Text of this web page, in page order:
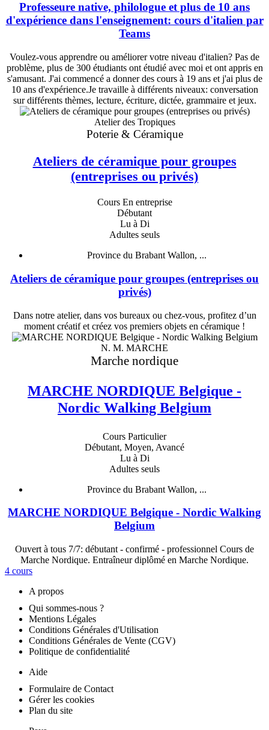
Professeure native, philologue et plus de 10 ans
d'expérience dans l'enseignement: cours d'italien par
Teams
Voulez-vous apprendre ou améliorer votre niveau d'italien? Pas de
problème, plus de 300 étudiants ont étudié avec moi et ont appris en
s'amusant. J'ai commencé a donner des cours à 19 ans et j'ai plus de
10 ans d'expérience.Je travaille à différents niveaux: conversation
sur différents thèmes, lecture, écriture, dictée, grammaire et jeux.
Atelier des Tropiques
Poterie & Céramique
Ateliers de céramique pour groupes
(entreprises ou privés)
Cours En entreprise
Débutant
Lu à Di
Adultes seuls
Province du Brabant Wallon, ...
Ateliers de céramique pour groupes (entreprises ou
privés)
Dans notre atelier, dans vos bureaux ou chez-vous, profitez d’un
moment créatif et créez vos premiers objets en céramique !
N. M. MARCHE
Marche nordique
MARCHE NORDIQUE Belgique -
Nordic Walking Belgium
Cours Particulier
Débutant, Moyen, Avancé
Lu à Di
Adultes seuls
Province du Brabant Wallon, ...
MARCHE NORDIQUE Belgique - Nordic Walking
Belgium
Ouvert à tous 7/7: débutant - confirmé - professionnel Cours de
Marche Nordique. Entraîneur diplômé en Marche Nordique.
4 cours
A propos
Qui sommes-nous ?
Mentions Légales
Conditions Générales d'Utilisation
Conditions Générales de Vente (CGV)
Politique de confidentialité
Aide
Formulaire de Contact
Gérer les cookies
Plan du site